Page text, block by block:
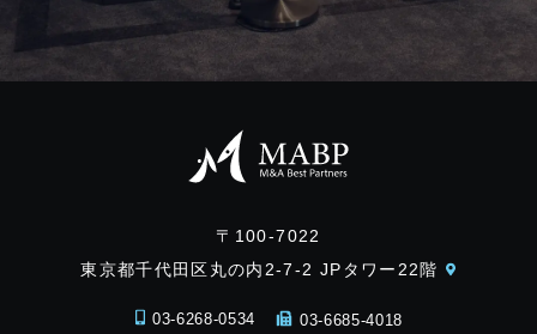
〒100-7022
東京都千代田区丸の内2-7-2 JPタワー22階
03-6268-0534 03-6685-4018